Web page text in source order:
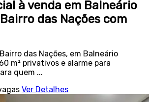
à venda em Balneário
das Nações com
das Nações, em Balneário
m² privativos e alarme para
quem ...
Ver Detalhes